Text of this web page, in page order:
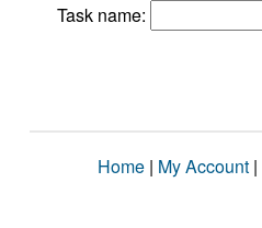
Task name:
Home | My Account |